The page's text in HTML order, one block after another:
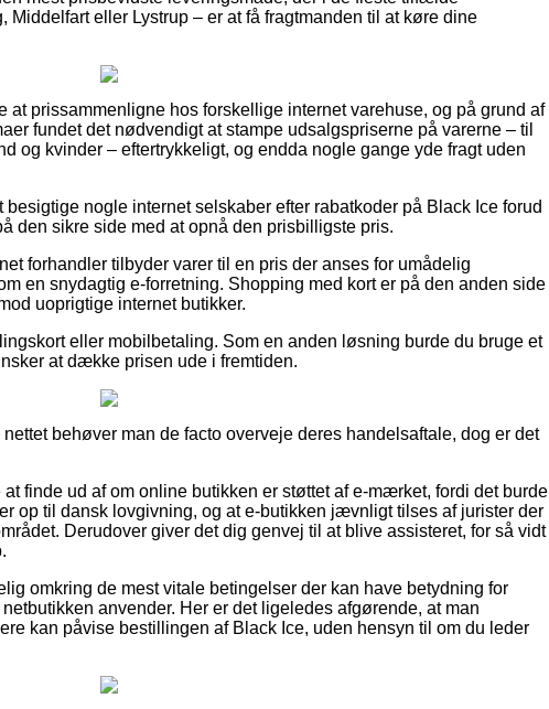
eller Lystrup – er at få fragtmanden til at køre dine
at prissammenligne hos forskellige internet varehuse, og på grund af
fundet det nødvendigt at stampe udsalgspriserne på varerne – til
og kvinder – eftertrykkeligt, og endda nogle gange yde fragt uden
nogle internet selskaber efter rabatkoder på Black Ice forud
den sikre side med at opnå den prisbilligste pris.
forhandler tilbyder varer til en pris der anses for umådelig
en snydagtig e-forretning. Shopping med kort er på den anden side
uoprigtige internet butikker.
eller mobilbetaling. Som en anden løsning burde du bruge et
at dække prisen ude i fremtiden.
behøver man de facto overveje deres handelsaftale, dog er det
finde ud af om online butikken er støttet af e-mærket, fordi det burde
op til dansk lovgivning, og at e-butikken jævnligt tilses af jurister der
Derudover giver det dig genvej til at blive assisteret, for så vidt
omkring de mest vitale betingelser der kan have betydning for
anvender. Her er det ligeledes afgørende, at man
kan påvise bestillingen af Black Ice, uden hensyn til om du leder